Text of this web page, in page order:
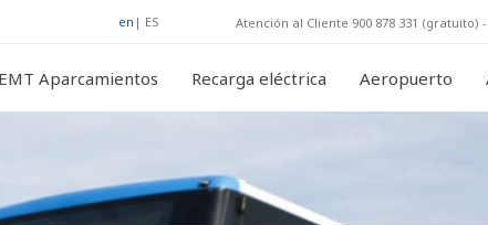
en | ES Atención al Cliente 900 878 331 (gratuito) -
EMT Aparcamientos Recarga eléctrica Aeropuerto